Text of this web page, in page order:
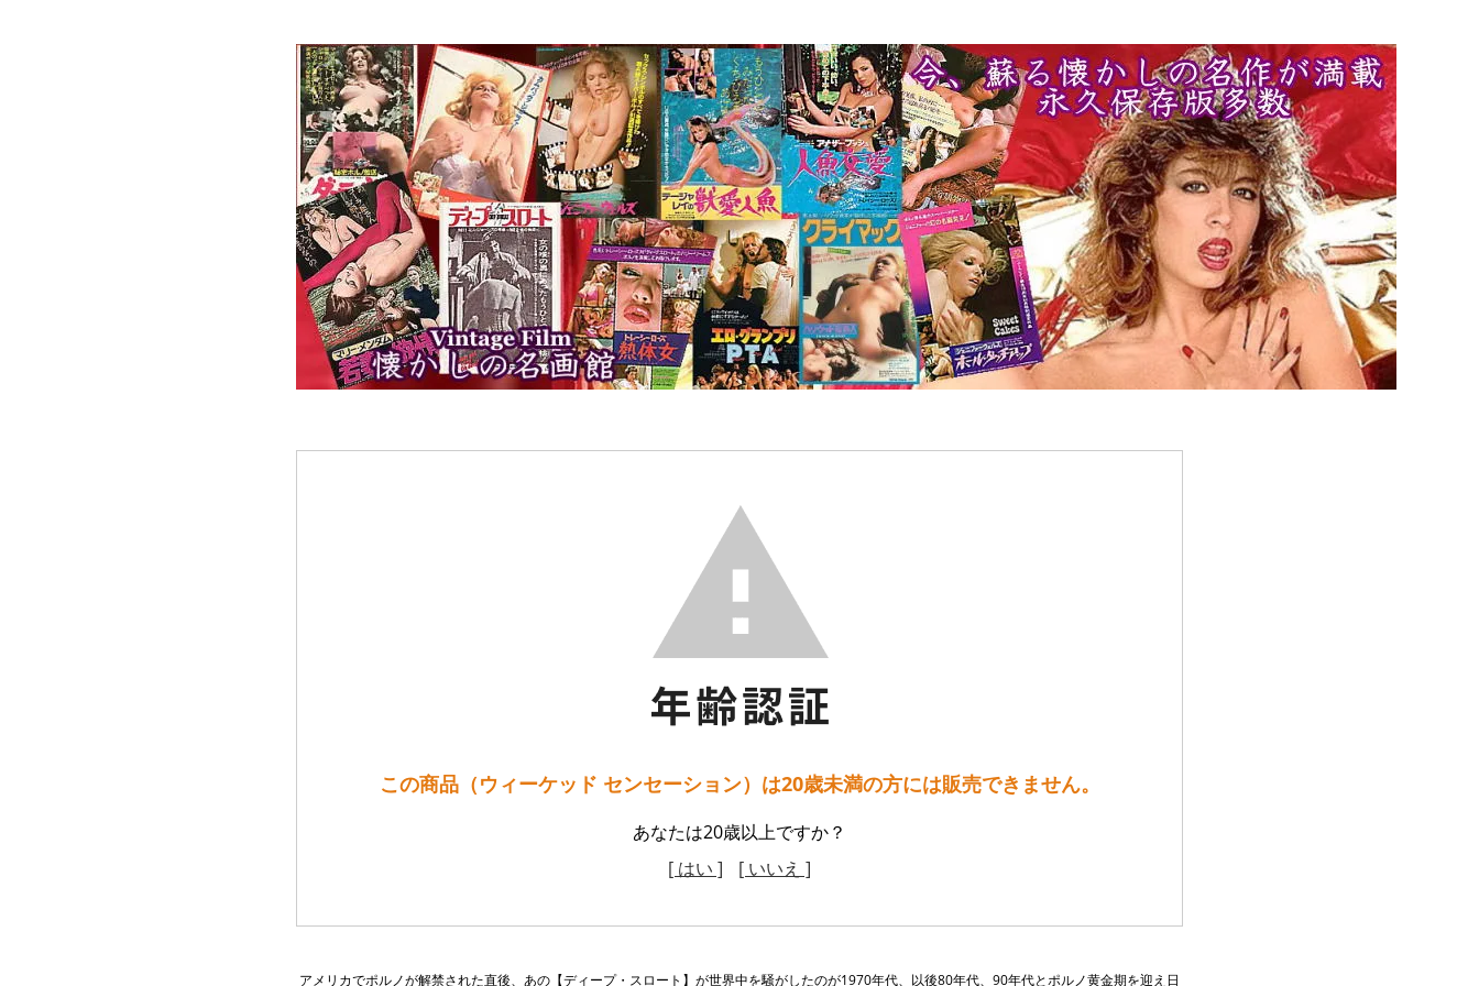
この商品（ウィーケッド センセーション）は20歳未満の方には販売できません。
あなたは20歳以上ですか？
[ はい ]
[ いいえ ]
アメリカでポルノが解禁された直後、あの【ディープ・スロート】が世界中を騒がしたのが1970年代、以後80年代、90年代とポルノ黄金期を迎え日